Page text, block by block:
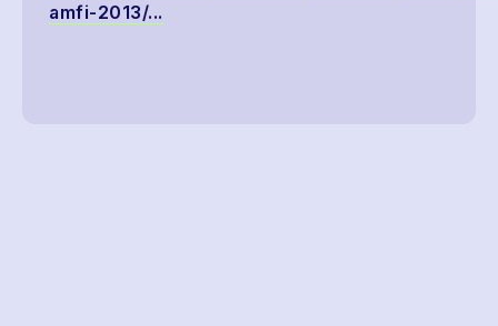
amfi-2013/...